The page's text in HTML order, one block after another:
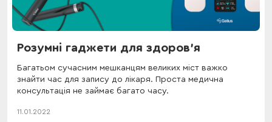
Розумні гаджети для здоров'я
Багатьом сучасним мешканцям великих міст важко
знайти час для запису до лікаря. Проста медична
консультація не займає багато часу.
11.01.2022